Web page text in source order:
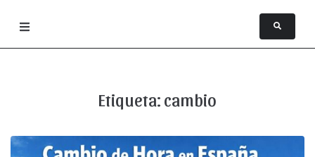
Etiqueta: cambio